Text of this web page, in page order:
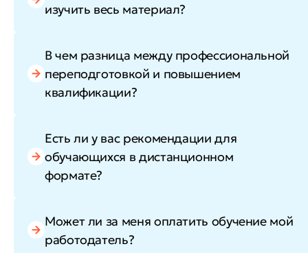
изучить весь материал?
В чем разница между профессиональной
переподготовкой и повышением
квалификации?
Есть ли у вас рекомендации для
обучающихся в дистанционном
формате?
Может ли за меня оплатить обучение мой
работодатель?